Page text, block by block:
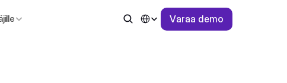
Select Language
Varaa demo